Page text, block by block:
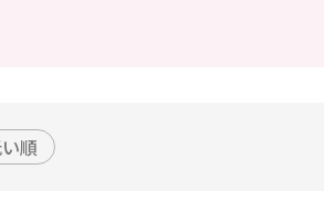
順